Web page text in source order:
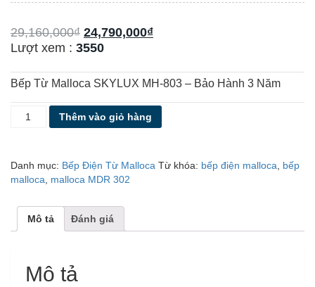
29,160,000₫ 24,790,000₫
Lượt xem : 3550
Bếp Từ Malloca SKYLUX MH-803 – Bảo Hành 3 Năm
BẾP
SKYLUX
MH-
số
lượng
Thêm vào giỏ hàng
Danh mục: Bếp Điện Từ Malloca Từ khóa: bếp điện malloca, bếp
malloca, malloca MDR 302
Mô tả Đánh giá
Mô tả